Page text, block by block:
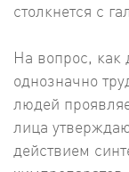
столкнется с
На вопрос, как
однозначно
людей
лица
действием